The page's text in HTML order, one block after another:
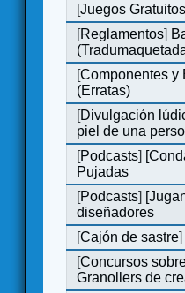
[Juegos
[Reglamentos]
[Componentes y
(Erratas)
[Divulgación
piel de una
[Podcasts]
Pujadas
[Podcasts]
diseñadores
[Cajón de sastre]
[Concursos
Granollers de